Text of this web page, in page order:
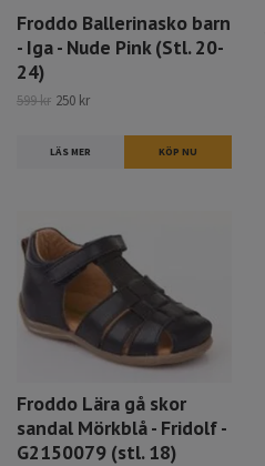
Froddo Ballerinasko barn
- Iga - Nude Pink (Stl. 20-
24)
599 kr 250 kr
LÄS MER KÖP NU
Froddo Lära gå skor
sandal Mörkblå - Fridolf -
G2150079 (stl. 18)